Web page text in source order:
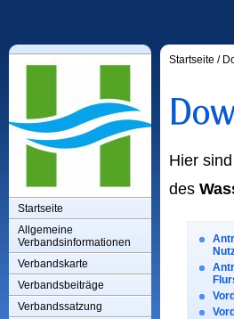
Startseite
Allgemeine
Verbandsinformationen
Verbandskarte
Verbandsbeiträge
Verbandssatzung
Startseite /
Hier
des